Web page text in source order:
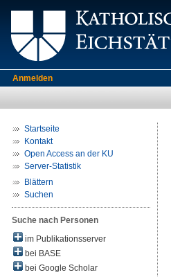
Anmelden
Startseite
Kontakt
Open Access an der KU
Server-Statistik
Blättern
Suchen
Suche nach Personen
im Publikationsserver
bei BASE
bei Google Scholar